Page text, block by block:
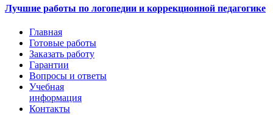
Лучшие работы по логопедии и коррекционной педагогике
Главная
Готовые работы
Заказать работу
Гарантии
Вопросы и ответы
Учебная
информация
Контакты